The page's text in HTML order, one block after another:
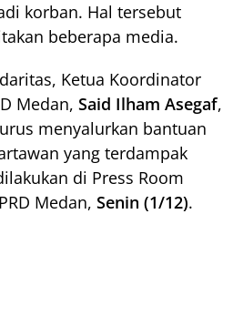
korban. Hal tersebut
beberapa media.
Ketua Koordinator
Medan, Said Ilham Asegaf,
menyalurkan bantuan
yang terdampak
di Press Room
Medan, Senin (1/12).